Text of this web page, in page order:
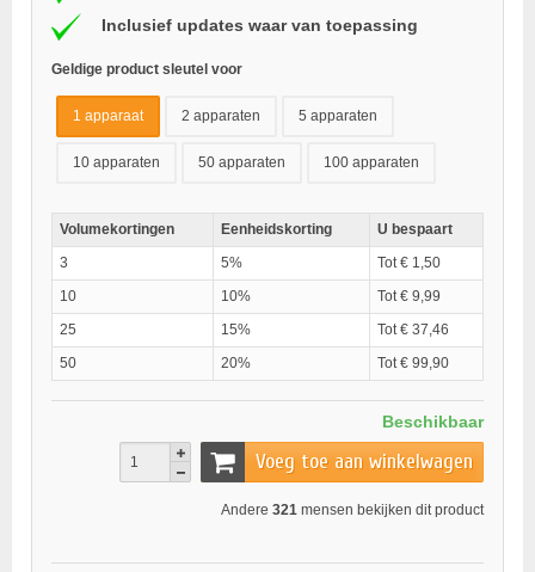
Inclusief updates waar van toepassing
Geldige product sleutel voor
1 apparaat 2 apparaten 5 apparaten
10 apparaten 50 apparaten 100 apparaten
Volumekortingen Eenheidskorting
U bespaart
3
5%
Tot € 1,50
10
10%
Tot € 9,99
25
15%
Tot € 37,46
50
20% Tot € 99,90
Beschikbaar
Voeg toe aan winkelwagen
Andere 321 mensen bekijken dit product